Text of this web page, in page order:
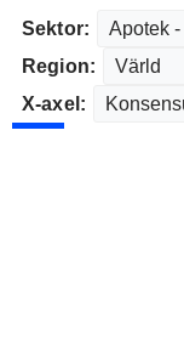
Sektor:
Region:
X-axel: